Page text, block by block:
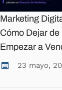
Marketing
Cómo Dejar
Empezar a
23 mayo,